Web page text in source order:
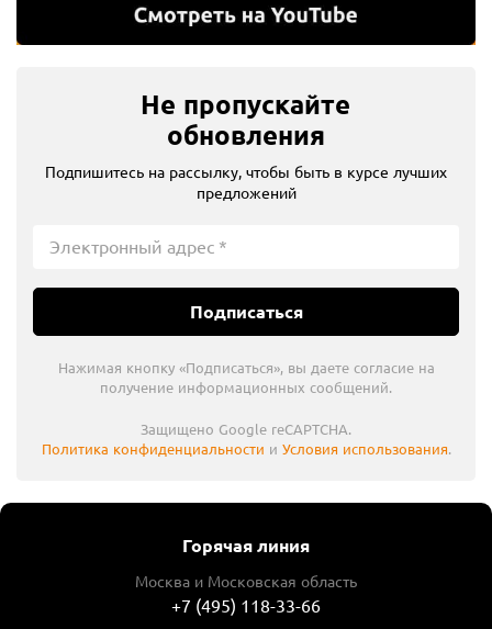
Не пропускайте
обновления
Подпишитесь на рассылку, чтобы быть в курсе лучших
предложений
Подписаться
Нажимая кнопку «Подписаться», вы даете согласие на
получение информационных сообщений.
Защищено Google reCAPTCHA.
Политика конфиденциальности и Условия использования.
Горячая линия
Москва и Московская область
+7 (495) 118-33-66